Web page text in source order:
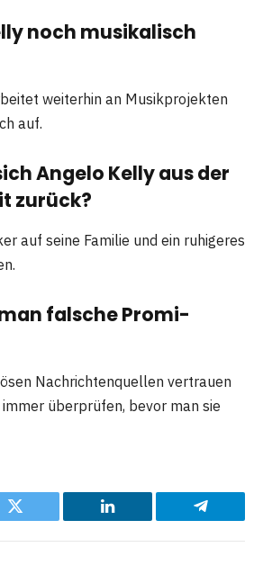
noch musikalisch
weiterhin an Musikprojekten
auf.
Angelo Kelly aus der
zurück?
auf seine Familie und ein ruhigeres
falsche Promi-
Nachrichtenquellen vertrauen
überprüfen, bevor man sie
Twitter LinkedIn Telegram